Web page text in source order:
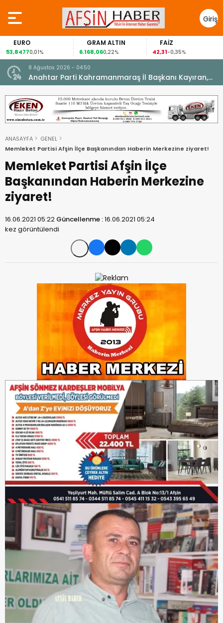
Giriş
Yap
EURO
53,84770,01%
GRAM ALTIN
6.168,060,22%
FAİZ
42,31-0,35%
8 Ağustos 2026 - 04:50
Anahtar Parti Kahramanmaraş İl Başkanı Kayıran,
Afşin Teşkilatı ile buluştu.
ANASAYFA
GENEL
Memleket Partisi Afşin İlçe Başkanından Haberin Merkezine ziyaret!
Memleket Partisi Afşin İlçe
Başkanından Haberin Merkezine
ziyaret!
16.06.2021 05:22 Güncellenme :16.06.2021 05:24
kez görüntülendi